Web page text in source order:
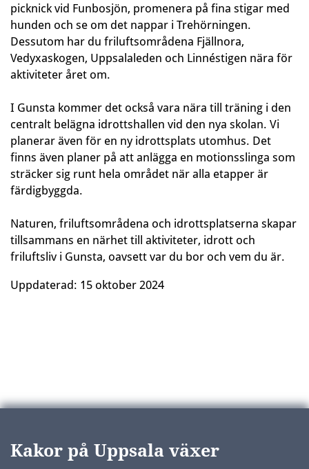
picknick vid Funbosjön, promenera på fina stigar med
hunden och se om det nappar i Trehörningen.
Dessutom har du friluftsområdena Fjällnora,
Vedyxaskogen, Uppsalaleden och Linnéstigen nära för
aktiviteter året om.
I Gunsta kommer det också vara nära till träning i den
centralt belägna idrottshallen vid den nya skolan. Vi
planerar även för en ny idrottsplats utomhus. Det
finns även planer på att anlägga en motionsslinga som
sträcker sig runt hela området när alla etapper är
färdigbyggda.
Naturen, friluftsområdena och idrottsplatserna skapar
tillsammans en närhet till aktiviteter, idrott och
friluftsliv i Gunsta, oavsett var du bor och vem du är.
Uppdaterad: 15 oktober 2024
Kakor på Uppsala växer